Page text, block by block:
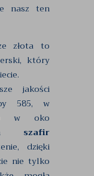
nasz ten
złota to
który
jakości
585, w
w oko
szafir
dzięki
nie tylko